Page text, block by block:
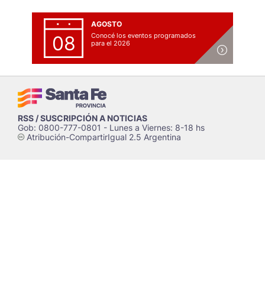
08
AGOSTO
Conocé los eventos programados
para el 2026
RSS / SUSCRIPCIÓN A NOTICIAS
Gob: 0800-777-0801 - Lunes a Viernes: 8-18 hs
cAtribución-CompartirIgual 2.5 Argentina